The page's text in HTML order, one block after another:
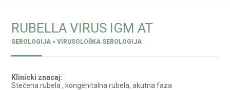
RUBELLA VIRUS IGM AT
SEROLOGIJA » VIRUSOLOŠKA SEROLOGIJA
Klinicki znacaj:
Stečena rubela , kongenitalna rubela, akutna faza